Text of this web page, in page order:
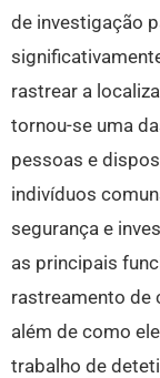
de investigação
rastrear a
tornou-se uma
pessoas e
indivíduos
segurança e
as principais
rastreamento de
além de como
trabalho de